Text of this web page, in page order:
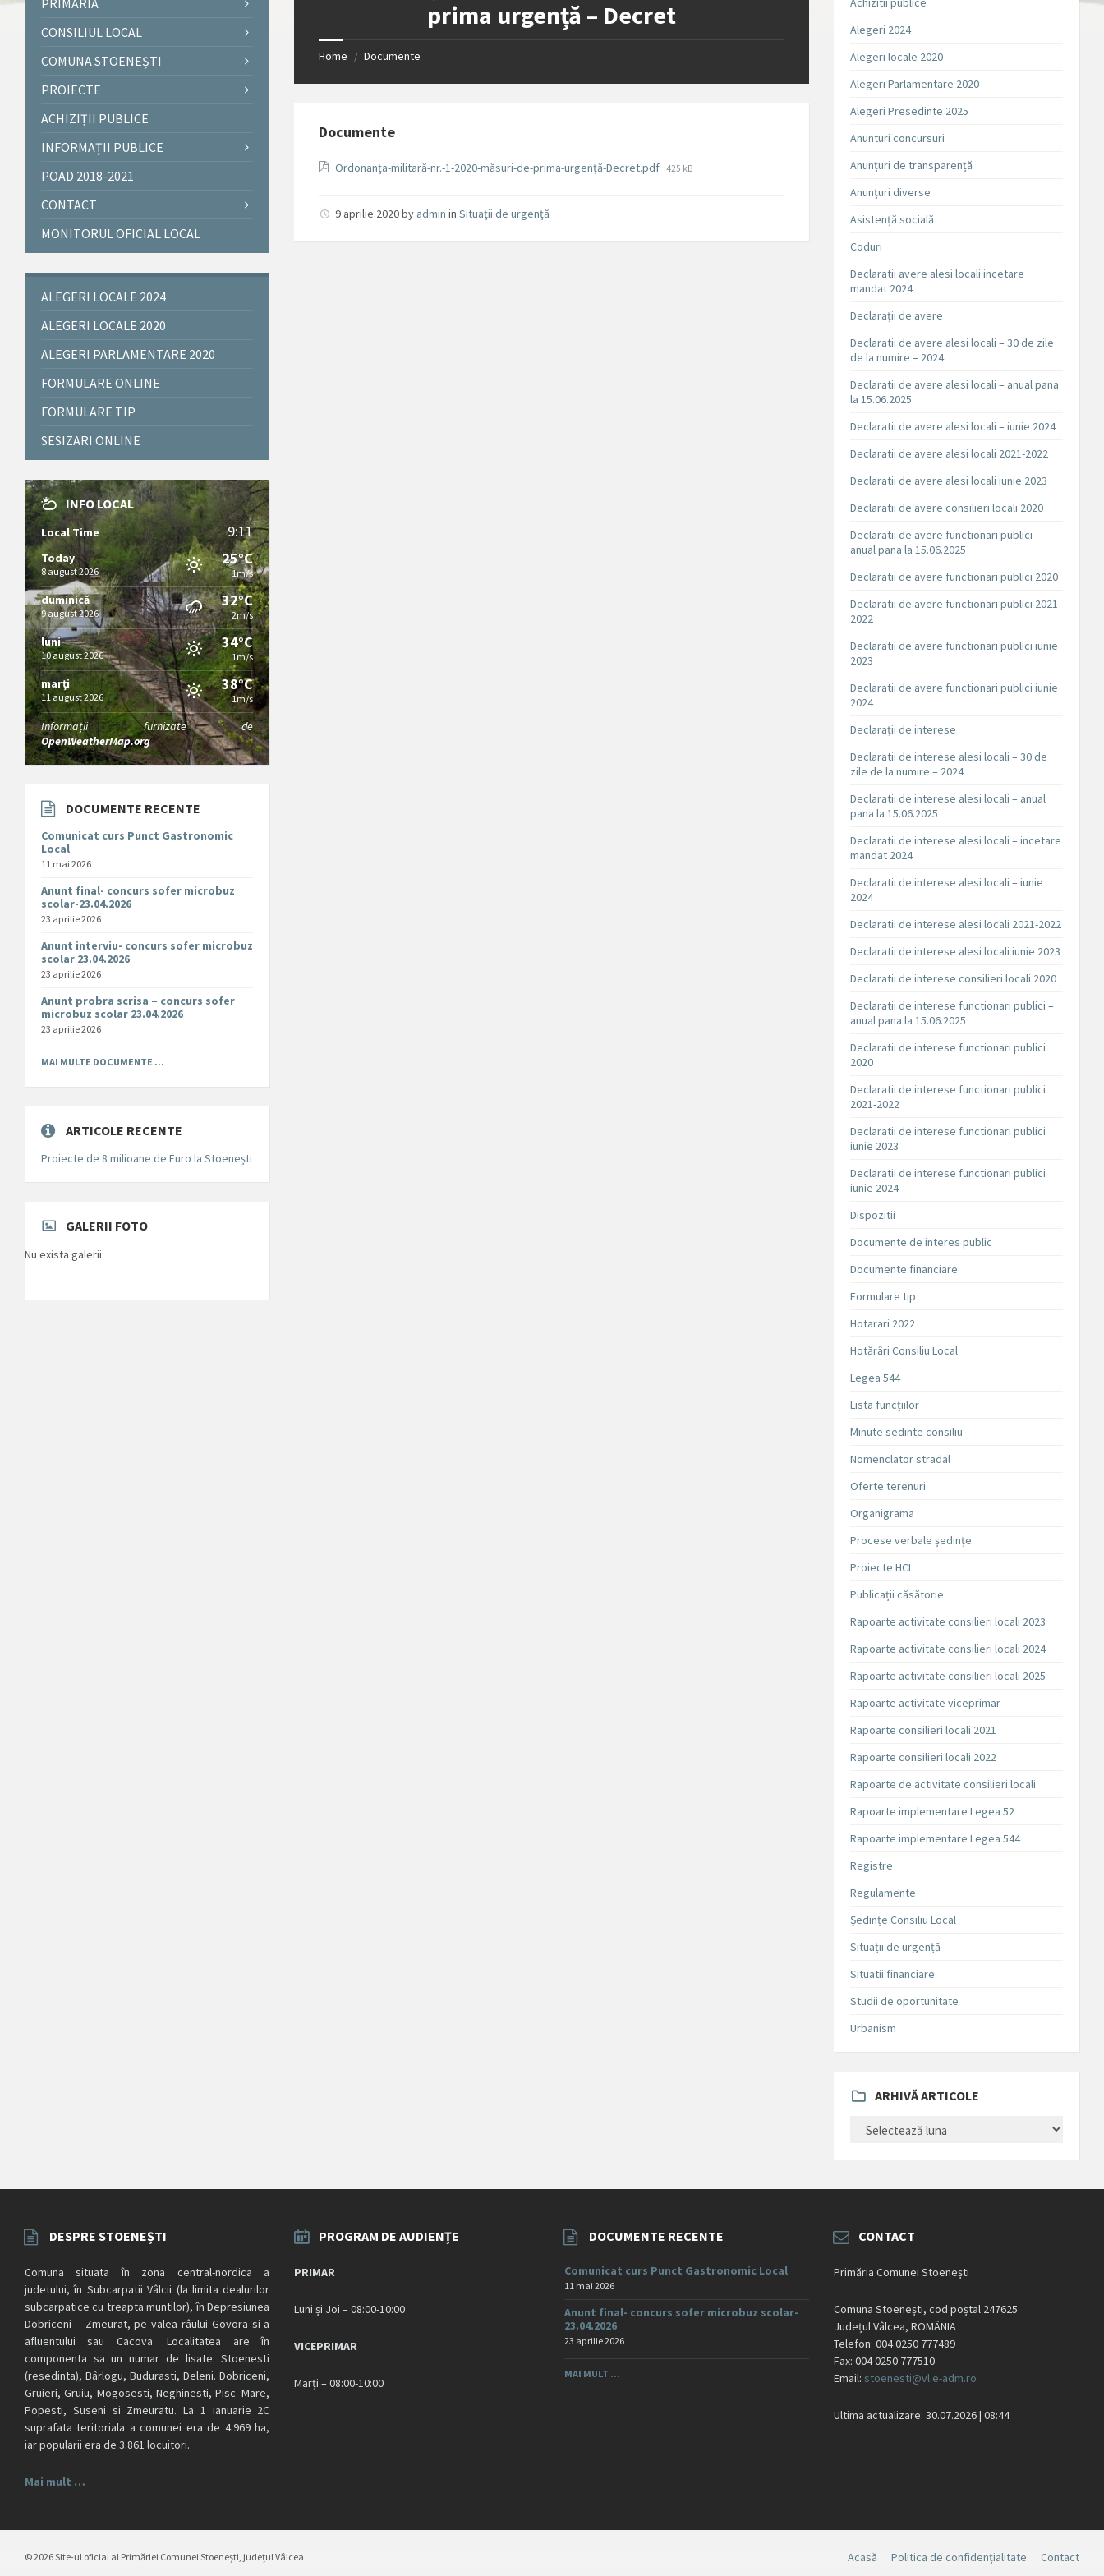
prima urgență – Decret
Home / Documente
Documente
Ordonanța-militară-nr.-1-2020-măsuri-de-prima-urgență-Decret.pdf File
425 kB
9 aprilie 2020by admin inSituații de urgență
PRIMĂRIA
CONSILIUL LOCAL
COMUNA STOENEȘTI
PROIECTE
ACHIZIȚII PUBLICE
INFORMAȚII PUBLICE
POAD 2018-2021
CONTACT
MONITORUL OFICIAL LOCAL
ALEGERI LOCALE 2024
ALEGERI LOCALE 2020
ALEGERI PARLAMENTARE 2020
FORMULARE ONLINE
FORMULARE TIP
SESIZARI ONLINE
INFO LOCAL
Local Time 9:11
Today
8 august 2026
25°C
1m/s
duminică
9 august 2026
32°C
2m/s
luni
10 august 2026
34°C
1m/s
marți
11 august 2026
38°C
1m/s
Informații furnizate de
OpenWeatherMap.org
DOCUMENTE RECENTE
Comunicat curs Punct Gastronomic
Local
11 mai 2026
Anunt final- concurs sofer microbuz
scolar-23.04.2026
23 aprilie 2026
Anunt interviu- concurs sofer microbuz
scolar 23.04.2026
23 aprilie 2026
Anunt probra scrisa – concurs sofer
microbuz scolar 23.04.2026
23 aprilie 2026
MAI MULTE DOCUMENTE ...
ARTICOLE RECENTE
Proiecte de 8 milioane de Euro la Stoenești
GALERII FOTO
Nu exista galerii
Alegeri 2024
Alegeri locale 2020
Alegeri Parlamentare 2020
Alegeri Presedinte 2025
Anunturi concursuri
Anunțuri de transparență
Anunțuri diverse
Asistență socială
Coduri
Declaratii avere alesi locali incetare
mandat 2024
Declarații de avere
Declaratii de avere alesi locali – 30 de zile
de la numire – 2024
Declaratii de avere alesi locali – anual pana
la 15.06.2025
Declaratii de avere alesi locali – iunie 2024
Declaratii de avere alesi locali 2021-2022
Declaratii de avere alesi locali iunie 2023
Declaratii de avere consilieri locali 2020
Declaratii de avere functionari publici –
anual pana la 15.06.2025
Declaratii de avere functionari publici 2020
Declaratii de avere functionari publici 2021-
2022
Declaratii de avere functionari publici iunie
2023
Declaratii de avere functionari publici iunie
2024
Declarații de interese
Declaratii de interese alesi locali – 30 de
zile de la numire – 2024
Declaratii de interese alesi locali – anual
pana la 15.06.2025
Declaratii de interese alesi locali – incetare
mandat 2024
Declaratii de interese alesi locali – iunie
2024
Declaratii de interese alesi locali 2021-2022
Declaratii de interese alesi locali iunie 2023
Declaratii de interese consilieri locali 2020
Declaratii de interese functionari publici –
anual pana la 15.06.2025
Declaratii de interese functionari publici
2020
Declaratii de interese functionari publici
2021-2022
Declaratii de interese functionari publici
iunie 2023
Declaratii de interese functionari publici
iunie 2024
Dispozitii
Documente de interes public
Documente financiare
Formulare tip
Hotarari 2022
Hotărâri Consiliu Local
Legea 544
Lista funcțiilor
Minute sedinte consiliu
Nomenclator stradal
Oferte terenuri
Organigrama
Procese verbale ședințe
Proiecte HCL
Publicații căsătorie
Rapoarte activitate consilieri locali 2023
Rapoarte activitate consilieri locali 2024
Rapoarte activitate consilieri locali 2025
Rapoarte activitate viceprimar
Rapoarte consilieri locali 2021
Rapoarte consilieri locali 2022
Rapoarte de activitate consilieri locali
Rapoarte implementare Legea 52
Rapoarte implementare Legea 544
Registre
Regulamente
Ședințe Consiliu Local
Situații de urgență
Situatii financiare
Studii de oportunitate
Urbanism
ARHIVĂ ARTICOLE
ARTICOLE
DESPRE STOENEȘTI
Comuna situata în zona central-nordica a
judetului, în Subcarpatii Vâlcii (la limita dealurilor
subcarpatice cu treapta muntilor), în Depresiunea
Dobriceni – Zmeurat, pe valea râului Govora si a
afluentului sau Cacova. Localitatea are în
componenta sa un numar de lisate: Stoenesti
(resedinta), Bârlogu, Budurasti, Deleni. Dobriceni,
Gruieri, Gruiu, Mogosesti, Neghinesti, Pisc–Mare,
Popesti, Suseni si Zmeuratu. La 1 ianuarie 2C
suprafata teritoriala a comunei era de 4.969 ha,
iar popularii era de 3.861 locuitori.
Mai mult …
PROGRAM DE AUDIENȚE
PRIMAR
Luni și Joi – 08:00-10:00
VICEPRIMAR
Marți – 08:00-10:00
DOCUMENTE RECENTE
Comunicat curs Punct Gastronomic Local
11 mai 2026
Anunt final- concurs sofer microbuz scolar-
23.04.2026
23 aprilie 2026
MAI MULT ...
CONTACT
Primăria Comunei Stoenești
Comuna Stoenești, cod poștal 247625
Județul Vâlcea, ROMÂNIA
Telefon: 004 0250 777489
Fax: 004 0250 777510
Email: stoenesti@vl.e-adm.ro
Ultima actualizare: 30.07.2026 | 08:44
Acasă Politica de confidențialitate Contact
© 2026 Site-ul oficial al Primăriei Comunei Stoenești, județul Vâlcea